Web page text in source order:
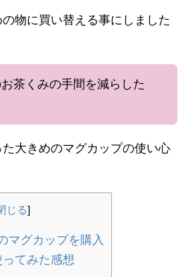
物に買い替える事にしました
茶くみの手間を減らした
大きめのマグカップの使い心
じる]
マグカップを購入
てみた感想